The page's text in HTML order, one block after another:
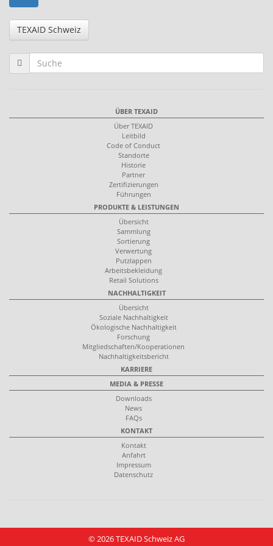
TEXAID Schweiz
ÜBER TEXAID
Über TEXAID
Leitbild
Code of Conduct
Standorte
Historie
Partner
Zertifizierungen
Führungen
PRODUKTE & LEISTUNGEN
Übersicht
Sammlung
Sortierung
Verwertung
Putzlappen
Arbeitsbekleidung
Retail Solutions
NACHHALTIGKEIT
Übersicht
Soziale Nachhaltigkeit
Ökologische Nachhaltigkeit
Forschung
Mitgliedschaften/Kooperationen
Nachhaltigkeitsbericht
KARRIERE
MEDIA & PRESSE
Downloads
News
FAQs
KONTAKT
Kontakt
Anfahrt
Impressum
Datenschutz
© 2026 TEXAID Schweiz AG